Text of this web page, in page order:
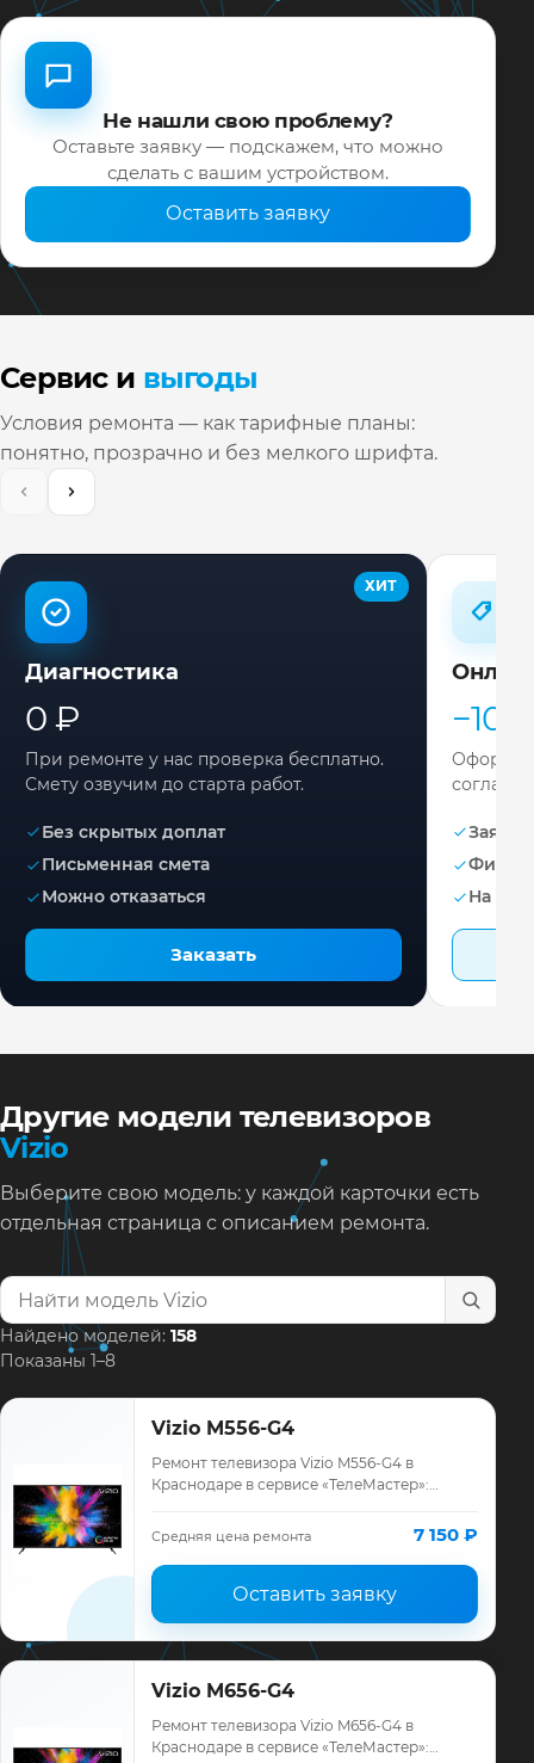
Не нашли свою проблему?
Оставьте заявку — подскажем, что можно
сделать с вашим устройством.
Оставить заявку
Сервис и выгоды
Условия ремонта — как тарифные планы:
понятно, прозрачно и без мелкого шрифта.
ХИТ
Диагностика
0 ₽
При ремонте у нас проверка бесплатно.
Смету озвучим до старта работ.
Без скрытых доплат
Письменная смета
Можно отказаться
Заказать
−10%
Заявка
На
Другие модели телевизоров
Vizio
Выберите свою модель: у каждой карточки есть
отдельная страница с описанием ремонта.
Найти модель телевизора
Найдено моделей: 158
Показаны 1–8
Vizio M556-G4
Ремонт телевизора Vizio M556-G4 в
Краснодаре в сервисе «ТелеМастер»:
ремонта, запчасти и гарантия до 12
месяцев.
Средняя цена ремонта 7 150 ₽
Оставить заявку
Vizio M656-G4
Ремонт телевизора Vizio M656-G4 в
Краснодаре в сервисе «ТелеМастер»: